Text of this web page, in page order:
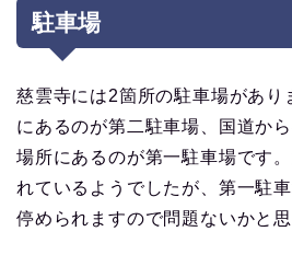
駐車場
慈雲寺には2箇所の駐車場があり
にあるのが第二駐車場、国道か
場所にあるのが第一駐車場です
れているようでしたが、第一駐
停められますので問題ないかと思